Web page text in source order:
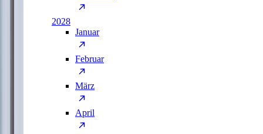
2028
Januar
Februar
März
April